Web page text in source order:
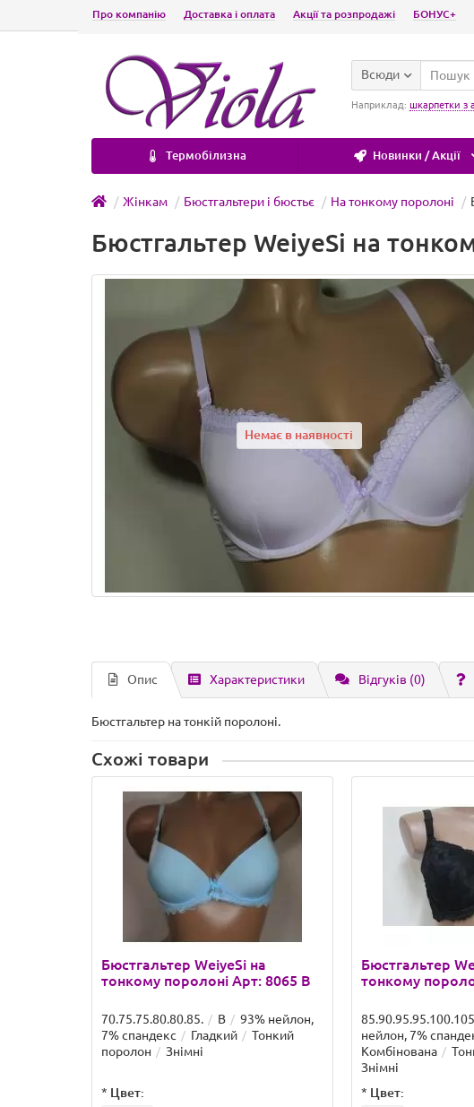
Про компанію Доставка і оплата Акції та розпродажі БОНУС+
Всюди
Наприклад: шкарпетки з
Термобілизна Новинки / Акції
Жінкам Бюстгальтери і бюстьє На тонкому поролоні
Бюстгальтер WeiyeSi на
Немає в наявності
Опис Характеристики Відгуків (0)
Бюстгальтер на тонкій поролоні.
Схожі товари
Бюстгальтер WeiyeSi на
тонкому поролоні Арт: 8065 B
70.75.75.80.80.85. B
93% нейлон,
7% спандекс
Гладкий
Тонкий
поролон
Знімні
* Цвет:
Бюстгальтер
тонкому
нейлон, 7%
Комбінована
Знімні
* Цвет: